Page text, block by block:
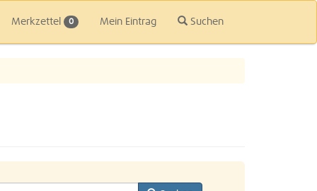
Merkzettel 0 Mein Eintrag Suchen